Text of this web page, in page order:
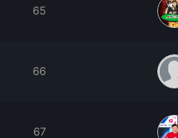
65
66
67